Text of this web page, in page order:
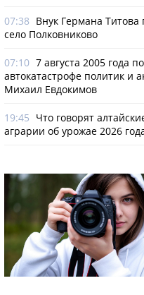
07:38 Внук Германа Титова
село Полковниково
07:10 7 августа 2005 года
автокатастрофе политик и
Михаил Евдокимов
19:45 Что говорят
аграрии об урожае 2026